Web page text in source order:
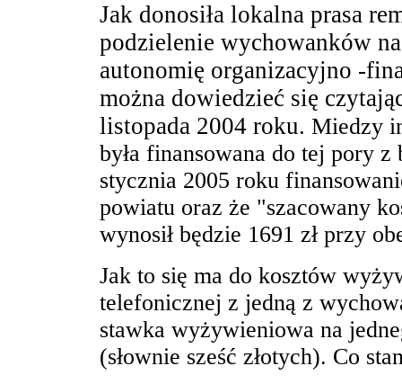
Jak donosiła lokalna prasa
podzielenie wychowanków
autonomię organizacyjno -
można dowiedzieć się
listopada 2004 roku. Miedzy
była finansowana do tej pory
stycznia 2005 roku
powiatu oraz że "szacowany
wynosił będzie 1691 zł przy
Jak to się ma do kosztów
telefonicznej z jedną z
stawka wyżywieniowa na
(słownie sześć złotych). Co